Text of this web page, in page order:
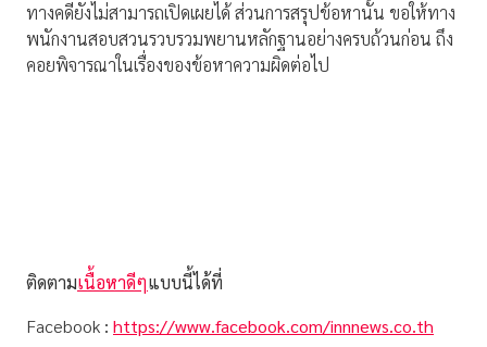
ทางคดียังไม่สามารถเปิดเผยได้ ส่วนการสรุปข้อหานั้น ขอให้ทาง
พนักงานสอบสวนรวบรวมพยานหลักฐานอย่างครบถ้วนก่อน ถึง
คอยพิจารณาในเรื่องของข้อหาความผิดต่อไป
ติดตามเนื้อหาดีๆแบบนี้ได้ที่
Facebook : https://www.facebook.com/innnews.co.th